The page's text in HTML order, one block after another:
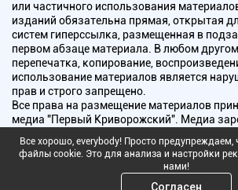
или частичного использования
изданий обязательна прямая, открытая
систем гиперссылка, размещенная в
первом абзаце материала. В любом
перепечатка, копирование,
использование материалов является
прав и строго запрещено.
Все права на размещение материалов
медиа "Первый Криворожский". Медиа
радиовещания.
Copyright © 2010 - 2026 Все
Все хорошо, everybody! Просто предупреждаем,
файлы cookie. Это для анализа и настройки
нами!
Согласен